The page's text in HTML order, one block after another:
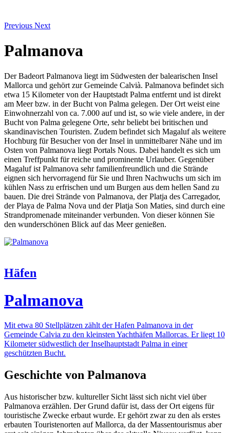
Previous Next
Palmanova
Der Badeort Palmanova liegt im Südwesten der balearischen Insel
Mallorca und gehört zur Gemeinde Calvià. Palmanova befindet sich
etwa 15 Kilometer von der Hauptstadt Palma entfernt und ist direkt
am Meer bzw. in der Bucht von Palma gelegen. Der Ort weist eine
Einwohnerzahl von ca. 7.000 auf und ist, so wie viele andere, in der
Bucht von Palma gelegene Orte, sehr beliebt bei britischen und
skandinavischen Touristen. Zudem befindet sich Magaluf als weitere
Hochburg für Besucher von der Insel in unmittelbarer Nähe und im
Osten von Palmanova liegt Portals Nous. Dabei handelt es sich um
einen Treffpunkt für reiche und prominente Urlauber. Gegenüber
Magaluf ist Palmanova sehr familienfreundlich und die Strände
eignen sich hervorragend für Sie und Ihren Nachwuchs um sich im
kühlen Nass zu erfrischen und um Burgen aus dem hellen Sand zu
bauen. Die drei Strände von Palmanova, der Platja des Carregador,
der Playa de Palma Nova und der Platja Son Maties, sind durch eine
Strandpromenade miteinander verbunden. Von dieser können Sie
den wunderschönen Blick auf das Meer genießen.
Häfen
Palmanova
Mit etwa 80 Stellplätzen zählt der Hafen Palmanova in der
Gemeinde Calvia zu den kleinsten Yachthäfen Mallorcas. Er liegt 10
Kilometer südwestlich der Inselhauptstadt Palma in einer
geschützten Bucht.
Geschichte von Palmanova
Aus historischer bzw. kultureller Sicht lässt sich nicht viel über
Palmanova erzählen. Der Grund dafür ist, dass der Ort eigens für
touristische Zwecke erbaut wurde. Er gehört zwar zu den als erstes
erbauten Touristenorten auf Mallorca, da der Massentourismus aber